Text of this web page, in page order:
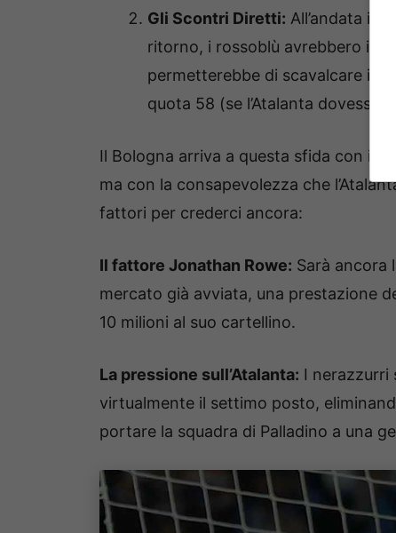
Gli Scontri Diretti: All’andata il
ritorno, i rossoblù avrebbero il
permetterebbe di scavalcare i
quota 58 (se l’Atalanta dovesse
Il Bologna arriva a questa sfida con il
ma con la consapevolezza che
fattori per crederci ancora:
Il fattore Jonathan Rowe: Sarà ancora
mercato già avviata, una prestazione
10 milioni al suo cartellino.
La pressione sull’Atalanta: I nerazzurri
virtualmente il settimo posto,
portare la squadra di Palladino a una